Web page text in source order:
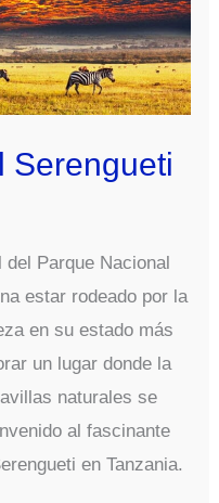
Serengueti
Parque Nacional
estar rodeado por la
en su estado más
un lugar donde la
naturales se
al fascinante
en Tanzania.